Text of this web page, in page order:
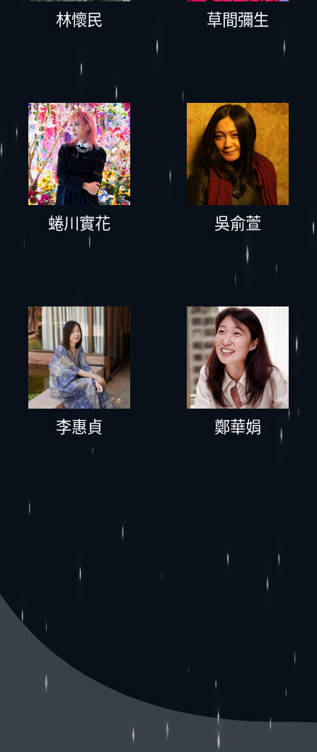
林懷民 草間彌生
蜷川實花 吳俞萱
李惠貞 鄭華娟